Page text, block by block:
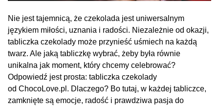
Nie jest tajemnicą, że czekolada jest uniwersalnym
językiem miłości, uznania i radości. Niezależnie od okazji,
tabliczka czekolady może przynieść uśmiech na każdą
twarz. Ale jaką tabliczkę wybrać, żeby była równie
unikalna jak moment, który chcemy celebrować?
Odpowiedź jest prosta: tabliczka czekolady
od ChocoLove.pl. Dlaczego? Bo tutaj, w każdej tabliczce,
zamknięte są emocje, radość i prawdziwa pasja do